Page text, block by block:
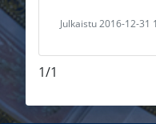
Julkaistu 2016-12-
1/1